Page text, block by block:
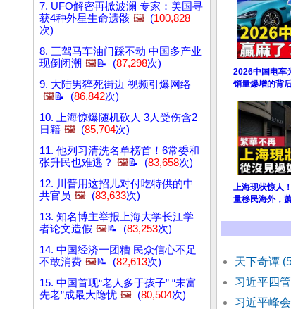
7. UFO解密再掀波澜 专家：美国寻
获4种外星生命遗骸 🖼️ (100,828
次)
8. 三驾马车油门踩不动 中国多产业
现倒闭潮 🖼️📝 (87,298次)
9. 大陆男猝死街边 视频引爆网络
🖼️📝 (86,842次)
10. 上海惊爆随机砍人 3人受伤含2
日籍 🖼️ (85,704次)
11. 他列习清洗名单榜首！6常委和
张升民也难逃？ 🖼️📝 (83,658次)
12. 川普用这招儿对付吃特供的中
共官员 🖼️ (83,633次)
13. 知名博主举报上海大学长江学
者论文造假 🖼️📝 (83,253次)
14. 中国经济一团糟 民众信心不足
不敢消费 🖼️📝 (82,613次)
15. 中国首现“老人多于孩子” “未富
先老”成最大隐忧 🖼️ (80,504次)
2026中国电车
销量爆增的背
上海现状惊人
量移民海外，
天下奇谭
习近平四
习近平峰